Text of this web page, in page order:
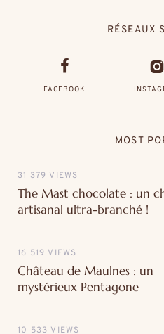
RÉSEAUX
FACEBOOK
MOST
31 379 VIEWS
The Mast chocolate : un
artisanal ultra-branché !
16 519 VIEWS
Château de Maulnes : un
mystérieux Pentagone
10 533 VIEWS